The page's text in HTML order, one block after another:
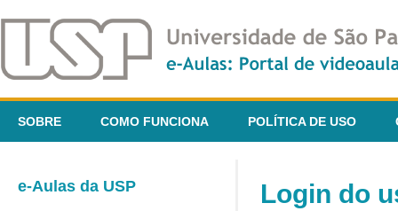
SOBRE COMO FUNCIONA POLÍTICA DE USO
e-Aulas da USP Login do